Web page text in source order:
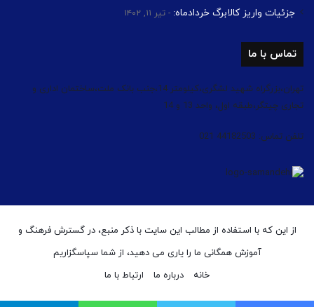
جزئیات واریز کالابرگ خردادماه: تیر ۱۱, ۱۴۰۲
تماس با ما
تهران،بزرگراه شهید لشگری،کیلومتر 14،جنب بانک ملت،ساختمان اداری و
تجاری چیتگر،طبقه اول، واحد 13 و 14
تلفن تماس: 44182503 021
از این که با استفاده از مطالب این سایت با ذکر منبع، در گسترش فرهنگ و
آموزش همگانی ما را یاری می دهید، از شما سپاسگزاریم
خانه
درباره ما ارتباط با ما